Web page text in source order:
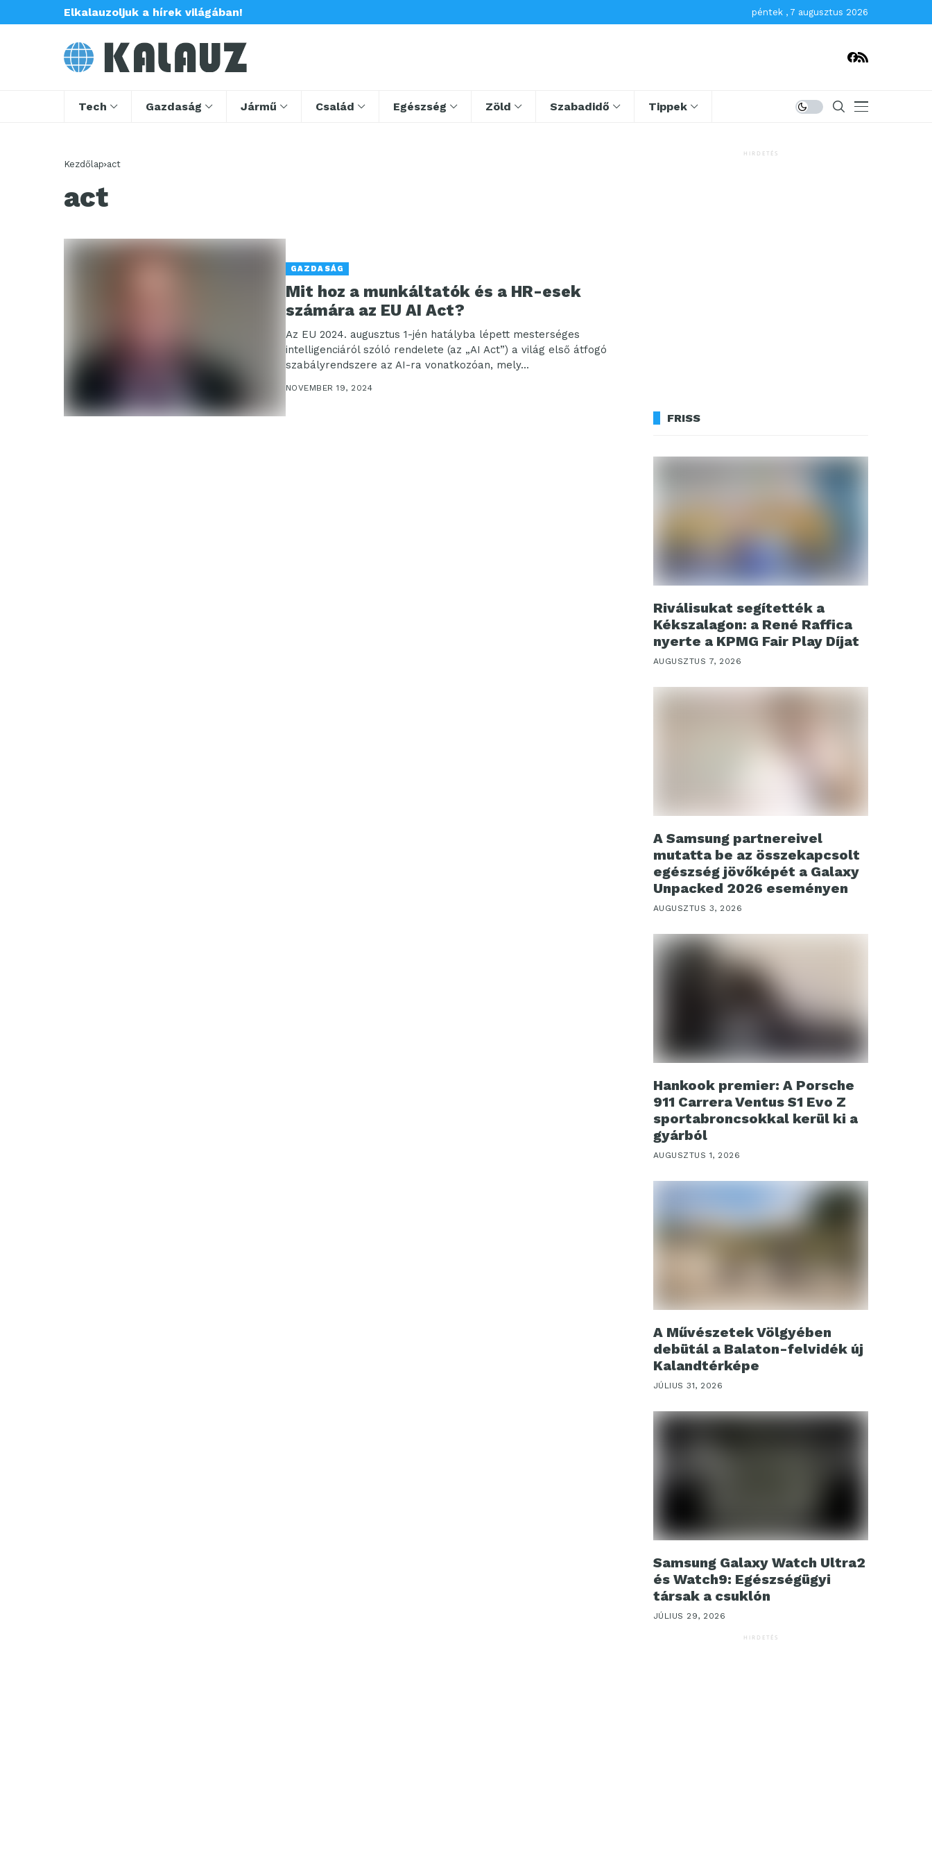
Elkalauzoljuk a hírek világában! péntek , 7 augusztus 2026
Tech Gazdaság Jármű Család Egészség Zöld Szabadidő Tippek
Kezdőlap act
act
GAZDASÁG
Mit hoz a munkáltatók és a HR-esek
számára az EU AI Act?
Az EU 2024. augusztus 1-jén hatályba lépett mesterséges
intelligenciáról szóló rendelete (az „AI Act”) a világ első átfogó
szabályrendszere az AI-ra vonatkozóan, mely...
NOVEMBER 19, 2024
HIRDETÉS
FRISS
Riválisukat segítették a
Kékszalagon: a René Raffica
nyerte a KPMG Fair Play Díjat
AUGUSZTUS 7, 2026
A Samsung partnereivel
mutatta be az összekapcsolt
egészség jövőképét a Galaxy
Unpacked 2026 eseményen
AUGUSZTUS 3, 2026
Hankook premier: A Porsche
911 Carrera Ventus S1 Evo Z
sportabroncsokkal kerül ki a
gyárból
AUGUSZTUS 1, 2026
A Művészetek Völgyében
debütál a Balaton-felvidék új
Kalandtérképe
JÚLIUS 31, 2026
Samsung Galaxy Watch Ultra2
és Watch9: Egészségügyi
társak a csuklón
JÚLIUS 29, 2026
HIRDETÉS